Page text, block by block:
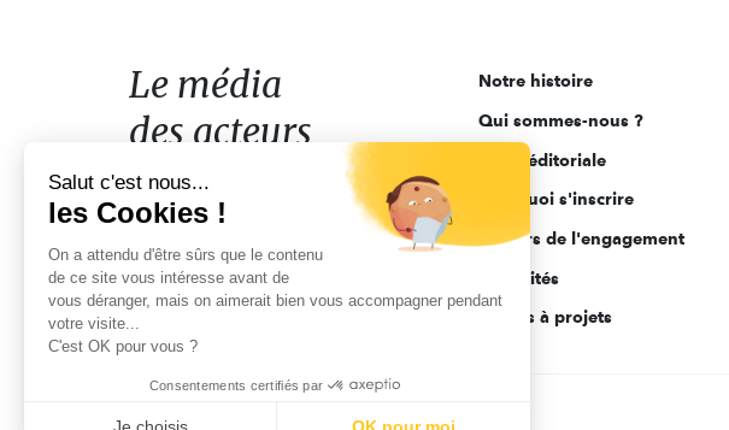
acteurs
de
l'engagement
Le média
des acteurs
de l'engagement
Notre histoire
Qui sommes-nous ?
Ligne éditoriale
Pourquoi s'inscrire
Acteurs de l'engagement
Actualités
Appels à projets
Salut c'est nous...
les Cookies !
On a attendu d'être sûrs que le contenu
de ce site vous intéresse avant de
vous déranger, mais on aimerait bien vous accompagner pendant
votre visite...
C'est OK pour vous ?
Consentements certifiés par